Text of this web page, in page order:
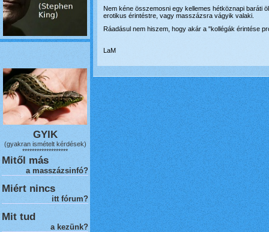
GYIK
(gyakran ismételt kérdések)
*******************
Mitől más
a masszázsinfó?
Miért nincs
itt fórum?
Mit tud
a kezünk?
Nem kéne összemosni egy kellemes hétköznapi baráti
erotikus érintéstre, vagy masszázsra vágyik valaki.
Ráadásul nem hiszem, hogy akár a "kollégák érintése
LaM